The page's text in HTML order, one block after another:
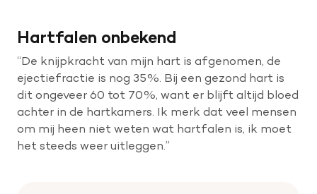
Hartfalen onbekend
“De knijpkracht van mijn hart is afgenomen, de
ejectiefractie is nog 35%. Bij een gezond hart is
dit ongeveer 60 tot 70%, want er blijft altijd bloed
achter in de hartkamers. Ik merk dat veel mensen
om mij heen niet weten wat hartfalen is, ik moet
het steeds weer uitleggen.”